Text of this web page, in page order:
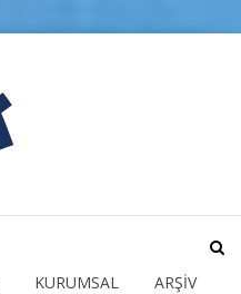
KURUMSAL ARŞİV